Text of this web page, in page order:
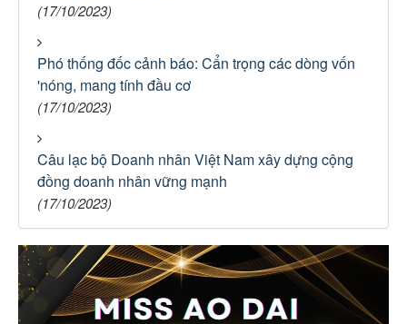
(17/10/2023)
Phó thống đốc cảnh báo: Cẩn trọng các dòng vốn
'nóng, mang tính đầu cơ
(17/10/2023)
Câu lạc bộ Doanh nhân Việt Nam xây dựng cộng
đồng doanh nhân vững mạnh
(17/10/2023)